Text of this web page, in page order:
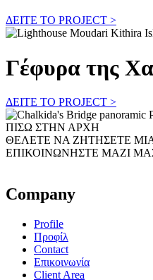
ΔΕΙΤΕ ΤΟ PROJECT >
Γέφυρα της
ΔΕΙΤΕ ΤΟ PROJECT >
ΠΙΣΩ ΣΤΗΝ ΑΡΧΗ
ΘΕΛΕΤΕ ΝΑ ΖΗΤΗΣΕΤΕ
ΕΠΙΚΟΙΝΩΝΗΣΤΕ ΜΑΖΙ
Company
Profile
Προφίλ
Contact
Επικοινωνία
Client Area